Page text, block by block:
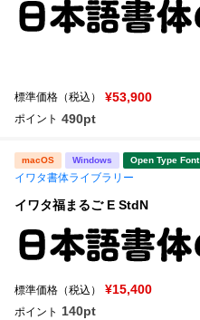
標準価格（税込） ¥53,900
ポイント 490pt
macOS Windows Open Type Font
イワタ書体ライブラリー
イワタ福まるご E StdN
標準価格（税込） ¥15,400
ポイント 140pt